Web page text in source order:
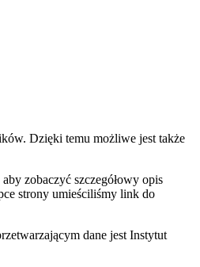
Dzięki temu możliwe jest także
aby zobaczyć szczegółowy opis
strony umieściliśmy link do
dane jest Instytut